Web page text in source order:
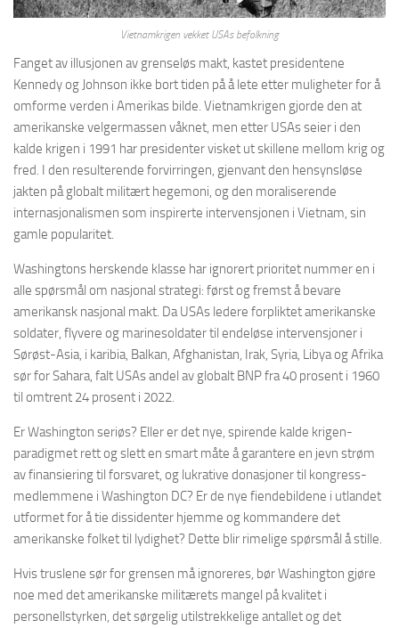
Vietnamkrigen vekket USAs befolkning
Fanget av illusjonen av grenseløs makt, kastet presidentene
Kennedy og Johnson ikke bort tiden på å lete etter muligheter for å
omforme verden i Amerikas bilde. Vietnamkrigen gjorde den at
amerikanske velgermassen våknet, men etter USAs seier i den
kalde krigen i 1991 har presidenter visket ut skillene mellom krig og
fred. I den resulterende forvirringen, gjenvant den hensynsløse
jakten på globalt militært hegemoni, og den moraliserende
internasjonalismen som inspirerte intervensjonen i Vietnam, sin
gamle popularitet.
Washingtons herskende klasse har ignorert prioritet nummer en i
alle spørsmål om nasjonal strategi: først og fremst å bevare
amerikansk nasjonal makt. Da USAs ledere forpliktet amerikanske
soldater, flyvere og marinesoldater til endeløse intervensjoner i
Sørøst-Asia, i karibia, Balkan, Afghanistan, Irak, Syria, Libya og Afrika
sør for Sahara, falt USAs andel av globalt BNP fra 40 prosent i 1960
til omtrent 24 prosent i 2022.
Er Washington seriøs? Eller er det nye, spirende kalde krigen-
paradigmet rett og slett en smart måte å garantere en jevn strøm
av finansiering til forsvaret, og lukrative donasjoner til kongress-
medlemmene i Washington DC? Er de nye fiendebildene i utlandet
utformet for å tie dissidenter hjemme og kommandere det
amerikanske folket til lydighet? Dette blir rimelige spørsmål å stille.
Hvis truslene sør for grensen må ignoreres, bør Washington gjøre
noe med det amerikanske militærets mangel på kvalitet i
personellstyrken, det sørgelig utilstrekkelige antallet og det